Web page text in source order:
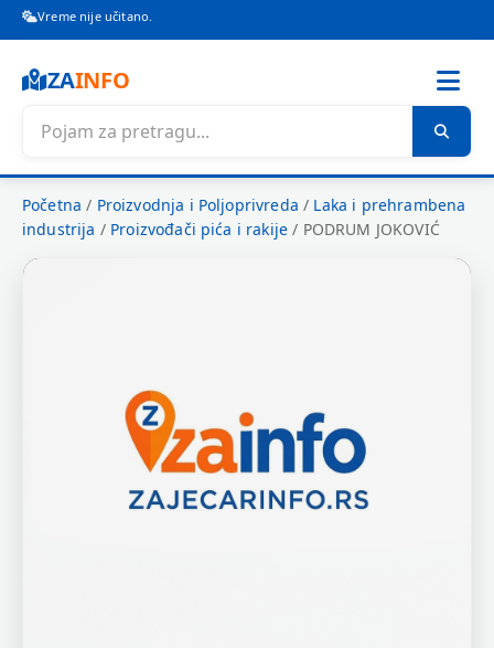
Vreme nije učitano.
ZAINFO
Početna / Proizvodnja i Poljoprivreda / Laka i prehrambena
industrija / Proizvođači pića i rakije / PODRUM JOKOVIĆ